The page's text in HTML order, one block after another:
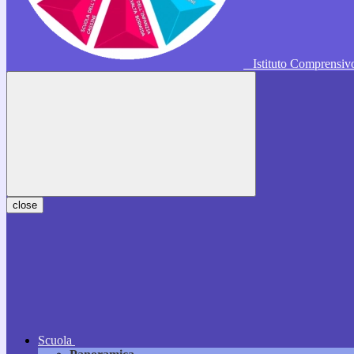
Istituto
close
Scuola